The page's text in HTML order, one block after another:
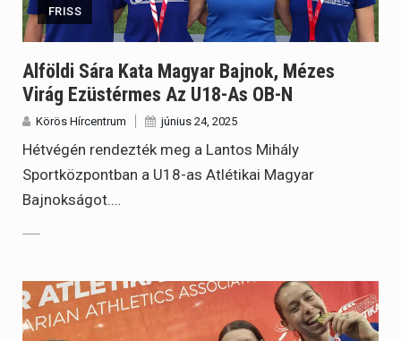
FRISS
Alföldi Sára Kata Magyar Bajnok, Mézes
Virág Ezüstérmes Az U18-As OB-N
Körös Hírcentrum június 24, 2025
Hétvégén rendezték meg a Lantos Mihály
Sportközpontban a U18-as Atlétikai Magyar
Bajnokságot.…